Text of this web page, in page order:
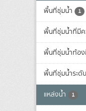
พื้นที่ชุ่มน้ำ 1
พื้นที่ชุ่มน้ำที่มีค
พื้นที่ชุ่มน้ำท้อ
พื้นที่ชุ่มน้ำระดั
แหล่งน้ำ 1